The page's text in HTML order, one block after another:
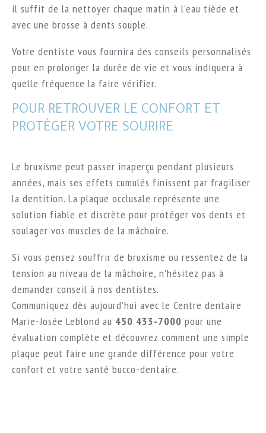
il suffit de la nettoyer chaque matin à l’eau tiède et
avec une brosse à dents souple.
Votre dentiste vous fournira des conseils personnalisés
pour en prolonger la durée de vie et vous indiquera à
quelle fréquence la faire vérifier.
POUR RETROUVER LE CONFORT ET
PROTÉGER VOTRE SOURIRE
Le bruxisme peut passer inaperçu pendant plusieurs
années, mais ses effets cumulés finissent par fragiliser
la dentition. La plaque occlusale représente une
solution fiable et discrète pour protéger vos dents et
soulager vos muscles de la mâchoire.
Si vous pensez souffrir de bruxisme ou ressentez de la
tension au niveau de la mâchoire, n’hésitez pas à
demander conseil à nos dentistes.
Communiquez dès aujourd’hui avec le Centre dentaire
Marie-Josée Leblond au 450 433-7000 pour une
évaluation complète et découvrez comment une simple
plaque peut faire une grande différence pour votre
confort et votre santé bucco-dentaire.